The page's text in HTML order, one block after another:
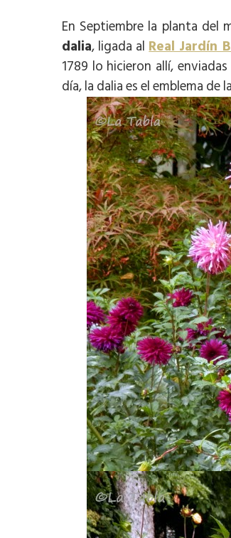
En Septiembre la planta del
dalia, ligada alReal Jardín
1789 lo hicieron allí,
día, la dalia es el emblema